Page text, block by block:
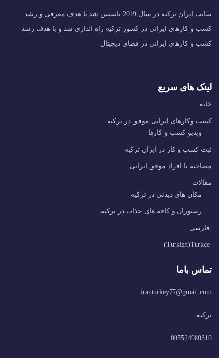
سایت ایران ترکبه در سال 2019 تاسیس شد با هدف معرفی و رشد
کسب و کارهای ایرانی در کشور ترکیه راه اندازی شد و با هدف رشد
کسب و کارهای ایرانی در فضای دیجیتال
لینک های سریع
خانه
کسب وکارهای ایرانی موفق در ترکیه
ویدیو کسب و کارها
ثبت کسب و کار در ایران ترکیه
مصاحبه با افراد موفق ایرانی
مقالات
مکان های دیدنی در ترکیه
رستوران و کافه های جذاب در ترکیه
فارسی
Türkçe
(
Turkish
)
تماس باما
iranturkey77@gmail.com
ترکیه
005524980310